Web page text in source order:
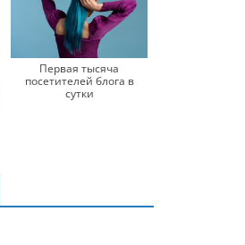
Первая тысяча
посетителей блога в
сутки